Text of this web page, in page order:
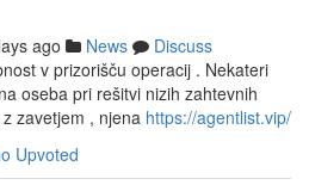
ago News
Discuss
v prizorišču operacij . Nekateri
oseba pri rešitvi nizih zahtevnih
zavetjem , njena https://agentlist.vip/
Upvoted